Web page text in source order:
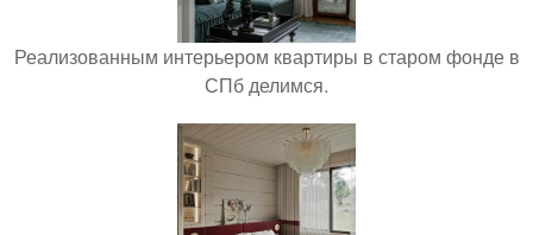
Реализованным интерьером квартиры в старом фонде в
СПб делимся.